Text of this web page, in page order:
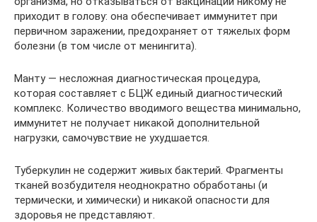
приходит в голову: она обеспечивает иммунитет при
первичном заражении, предохраняет от тяжелых форм
болезни (в том числе от менингита).
Манту — несложная диагностическая процедура,
которая составляет с БЦЖ единый диагностический
комплекс. Количество вводимого вещества минимально,
иммунитет не получает никакой дополнительной
нагрузки, самочувствие не ухудшается.
Туберкулин не содержит живых бактерий. Фрагменты
тканей возбудителя неоднократно обработаны (и
термически, и химически) и никакой опасности для
здоровья не представляют.